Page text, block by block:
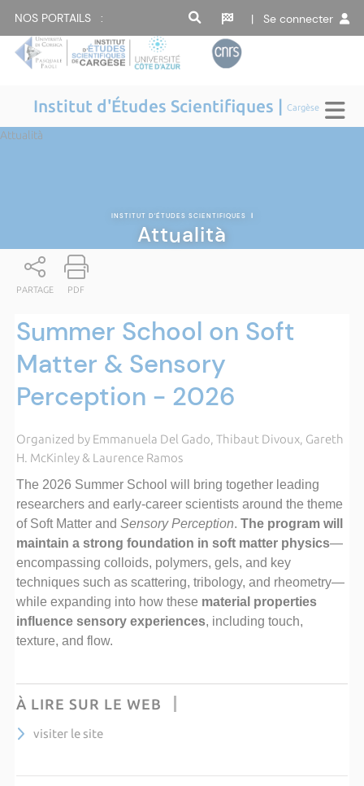
NOS PORTAILS : | Se connecter
Institut d'Études Scientifiques |Cargèse
Attualità
INSTITUT D'ÉTUDES SCIENTIFIQUES |
Attualità
PARTAGE PDF
Summer School on Soft
Matter & Sensory
Perception - 2026
Organized by Emmanuela Del Gado, Thibaut Divoux, Gareth
H. McKinley & Laurence Ramos
The 2026 Summer School will bring together leading
researchers and early-career scientists around the theme
of Soft Matter and Sensory Perception. The program will
maintain a strong foundation in soft matter physics—
encompassing colloids, polymers, gels, and key
techniques such as scattering, tribology, and rheometry—
while expanding into how these material properties
influence sensory experiences, including touch,
texture, and flow.
À LIRE SUR LE WEB
visiter le site